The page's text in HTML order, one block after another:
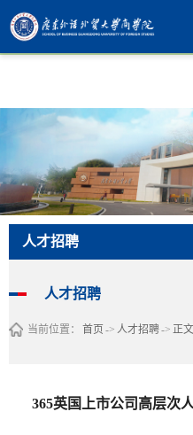
365英国上市公司(
人才招聘
人才招聘
当前位置： 首页 -> 人才招聘-> 正文
365英国上市公司高层次